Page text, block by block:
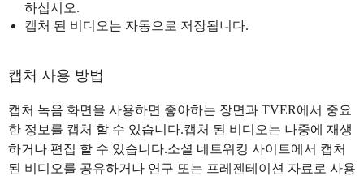
하십시오.
캡처 된 비디오는 자동으로 저장됩니다.
캡처 사용 방법
캡처 녹음 화면을 사용하면 좋아하는 장면과 TVER에서 중요
한 정보를 캡처 할 수 있습니다.캡처 된 비디오는 나중에 재생
하거나 편집 할 수 있습니다.소셜 네트워킹 사이트에서 캡처
된 비디오를 공유하거나 연구 또는 프레젠테이션 자료로 사용